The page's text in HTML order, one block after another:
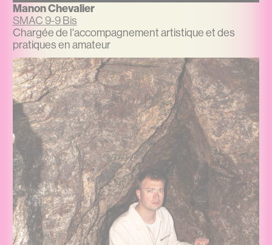
Manon Chevalier
SMAC 9-9 Bis
Chargée de l'accompagnement artistique et des
pratiques en amateur